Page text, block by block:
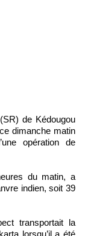
dimanche matin
opération de
du matin, a
indien, soit 39
transportait la
lorsqu’il a été